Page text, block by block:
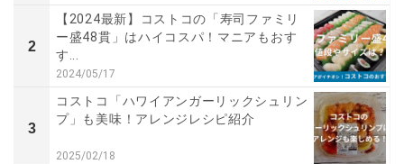
2
【2024最新】コストコの「寿司ファミリ
ー盛48貫」はハイコスパ！マニアもおす
す...
2024/05/17
3
コストコ「ハワイアンガーリックシュリン
プ」も美味！アレンジレシピ紹介
2025/02/18